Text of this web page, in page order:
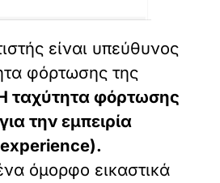
είναι υπεύθυνος
φόρτωσης της
ταχύτητα φόρτωσης
την εμπειρία
όμορφο εικαστικά